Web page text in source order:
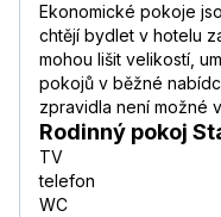
Ekonomické pokoje
chtějí bydlet v hotelu
mohou lišit velikostí,
pokojů v běžné
zpravidla není možné
Rodinný pokoj
TV
telefon
WC